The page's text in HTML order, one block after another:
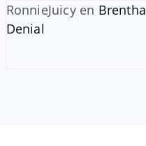
RonnieJuicyen Brentha
Denial